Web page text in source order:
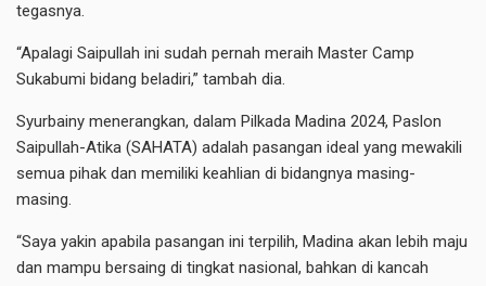
tegasnya.
“Apalagi Saipullah ini sudah pernah meraih Master Camp
Sukabumi bidang beladiri,” tambah dia.
Syurbainy menerangkan, dalam Pilkada Madina 2024, Paslon
Saipullah-Atika (SAHATA) adalah pasangan ideal yang mewakili
semua pihak dan memiliki keahlian di bidangnya masing-
masing.
“Saya yakin apabila pasangan ini terpilih, Madina akan lebih maju
dan mampu bersaing di tingkat nasional, bahkan di kancah